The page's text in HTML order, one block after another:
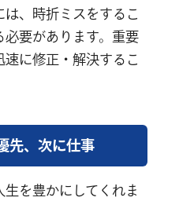
、時折ミスをするこ
必要があります。重要
に修正・解決するこ
先、次に仕事
を豊かにしてくれま